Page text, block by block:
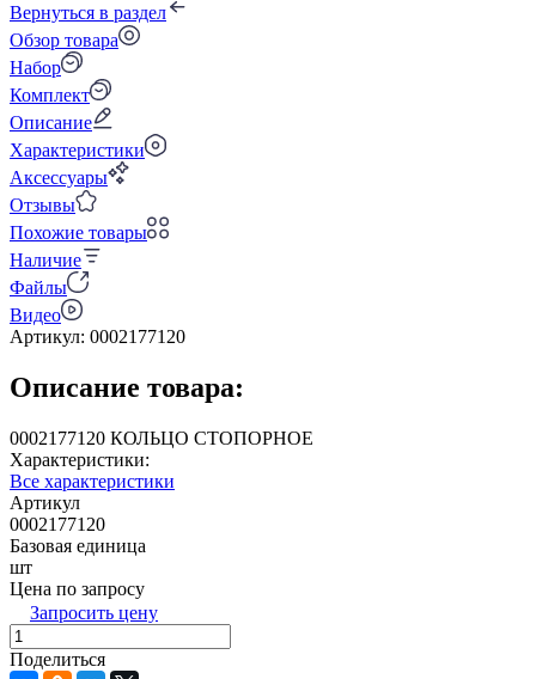
Вернуться в раздел
Обзор товара
Набор
Комплект
Описание
Характеристики
Аксессуары
Отзывы
Похожие товары
Наличие
Файлы
Видео
Артикул: 0002177120
Описание товара:
0002177120 КОЛЬЦО СТОПОРНОЕ
Характеристики:
Все характеристики
Артикул
0002177120
Базовая единица
шт
Цена по запросу
Запросить цену
Поделиться